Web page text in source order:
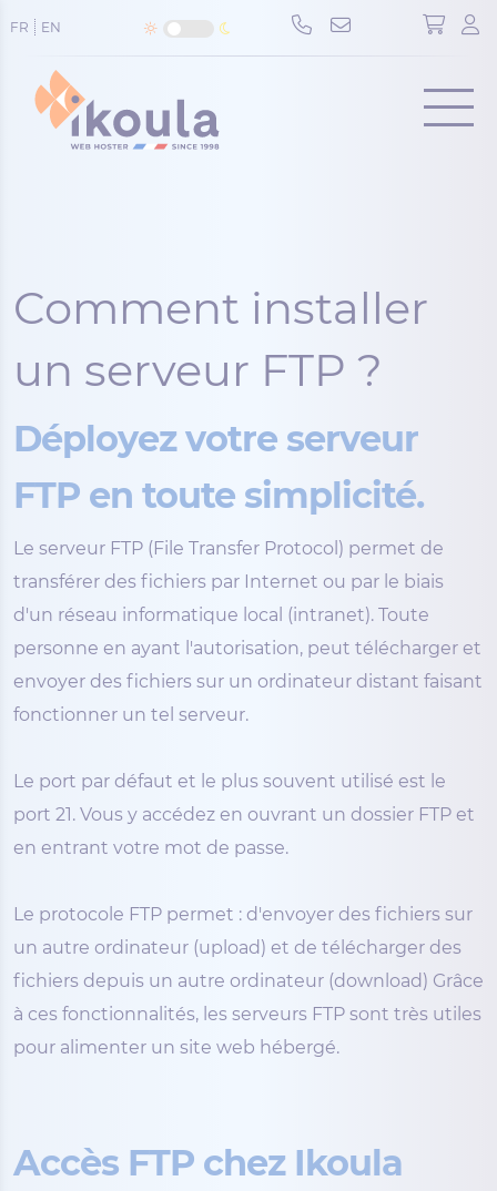
FR EN
Menu
Comment installer
un serveur FTP ?
Déployez votre serveur
FTP en toute simplicité.
Le serveur FTP (File Transfer Protocol) permet de
transférer des fichiers par Internet ou par le biais
d'un réseau informatique local (intranet). Toute
personne en ayant l'autorisation, peut télécharger et
envoyer des fichiers sur un ordinateur distant faisant
fonctionner un tel serveur.
Le port par défaut et le plus souvent utilisé est le
port 21. Vous y accédez en ouvrant un dossier FTP et
en entrant votre mot de passe.
Le protocole FTP permet : d'envoyer des fichiers sur
un autre ordinateur (upload) et de télécharger des
fichiers depuis un autre ordinateur (download) Grâce
à ces fonctionnalités, les serveurs FTP sont très utiles
pour alimenter un site web hébergé.
Accès FTP chez Ikoula